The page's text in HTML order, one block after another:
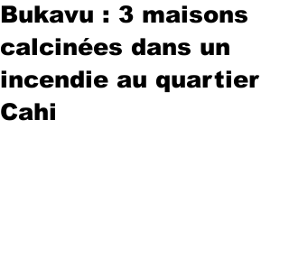
Bukavu : 3 maisons
calcinées dans un
incendie au quartier
Cahi